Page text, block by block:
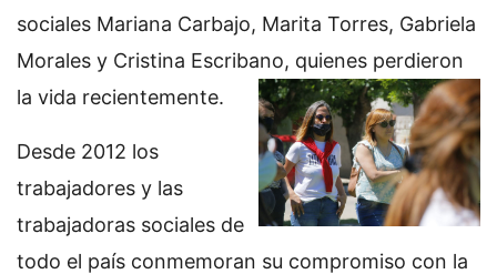
sociales Mariana Carbajo, Marita Torres, Gabriela
Morales y Cristina Escribano, quienes perdieron
la vida recientemente.
Desde 2012 los
trabajadores y las
trabajadoras sociales de
todo el país conmemoran su compromiso con la